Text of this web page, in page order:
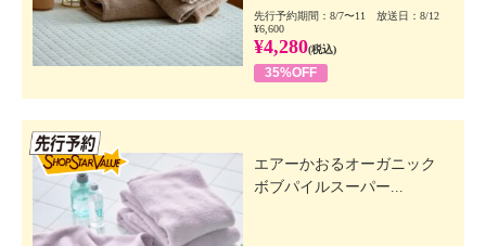
先行予約期間：8/7〜11 放送日：8/12
¥6,600
¥4,280(税込)
35%OFF
エアーかおるオーガニック
ボブパイルスーパー...